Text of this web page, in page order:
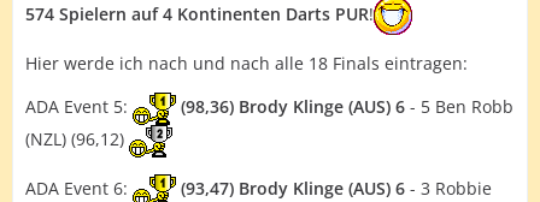
574 Spielern auf 4 Kontinenten Darts PUR!
Hier werde ich nach und nach alle 18 Finals eintragen:
ADA Event 5:
(98,36) Brody Klinge (AUS) 6 - 5 Ben Robb
(NZL) (96,12)
ADA Event 6: (93,47) Brody Klinge (AUS) 6 - 3 Robbie